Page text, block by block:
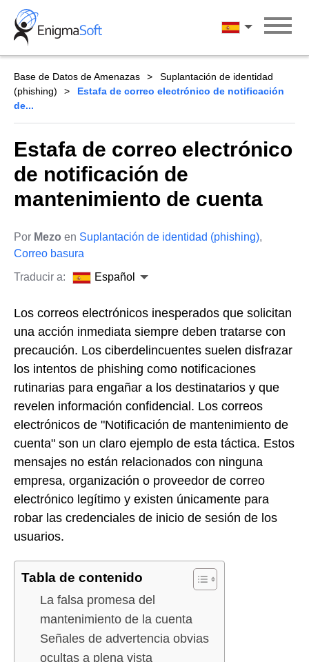
Skip
content
Español
Base de Datos de Amenazas
Suplantación de identidad
(phishing)
Estafa de correo electrónico de notificación
de...
Estafa de correo electrónico
de notificación de
mantenimiento de cuenta
Por Mezo en Suplantación de identidad (phishing),
Correo basura
Traducir a:
Español
Los correos electrónicos inesperados que solicitan
una acción inmediata siempre deben tratarse con
precaución. Los ciberdelincuentes suelen disfrazar
los intentos de phishing como notificaciones
rutinarias para engañar a los destinatarios y que
revelen información confidencial. Los correos
electrónicos de "Notificación de mantenimiento de
cuenta" son un claro ejemplo de esta táctica. Estos
mensajes no están relacionados con ninguna
empresa, organización o proveedor de correo
electrónico legítimo y existen únicamente para
robar las credenciales de inicio de sesión de los
usuarios.
Tabla de contenido
La falsa promesa del
mantenimiento de la cuenta
Señales de advertencia obvias
ocultas a plena vista